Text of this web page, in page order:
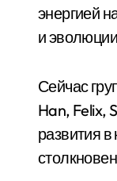
энергией
и
Сейчас
Han, Felix,
развития